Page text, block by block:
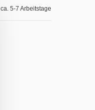
ca. 5-7 Arbeitstage